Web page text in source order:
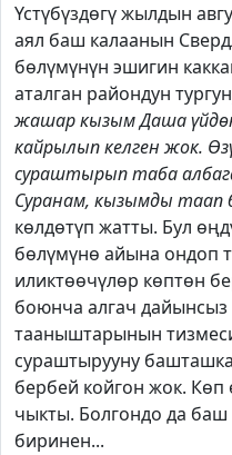
Үстүбүздөгү жылдын
аял баш калаанын
бөлүмүнүн эшигин
аталган райондун
жашар кызым Даша
кайрылып келген жок.
сураштырып таба
Суранам, кызымды таап
көлдөтүп жатты. Бул
бөлүмүнө айына ондоп
иликтөөчүлөр көптөн
боюнча алгач дайынсыз
тааныштарынын
сураштырууну
бербей койгон жок.
чыкты. Болгондо да баш
биринен...